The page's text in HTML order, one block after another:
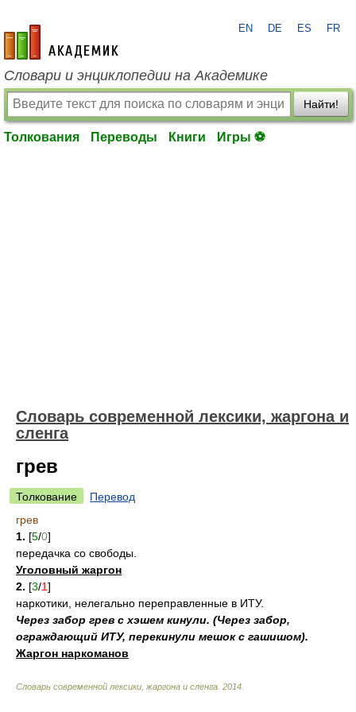
academic.ru
EN DE ES FR
Словари и энциклопедии на Академике
Найти!
Толкования Переводы Книги Игры ⚽
Cловарь современной лексики, жаргона и
сленга
грев
Толкование
Перевод
грев
1. [5/0]
передачка со свободы.
Уголовный жаргон
2. [3/1]
наркотики, нелегально переправленные в ИТУ.
Через забор грев с хэшем кинули. (Через забор,
ограждающий ИТУ, перекинули мешок с гашишом).
Жаргон наркоманов
Cловарь современной лексики, жаргона и сленга 2014